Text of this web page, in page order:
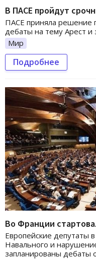
В ПАСЕ пройдут
ПАСЕ приняла решение
дебаты на тему Арест и
Мир
Подробнее
Во Франции
Европейские депутаты
Навального и
запланированы дебаты